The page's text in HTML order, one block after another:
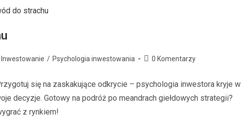
Inwestowanie / Psychologia inwestowania 0 Komentarzy
się na zaskakujące odkrycie – psychologia inwestora kryje w
decyzje. Gotowy na podróż po meandrach giełdowych strategii?
z rynkiem!